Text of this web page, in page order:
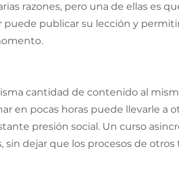
razones, pero una de ellas es
puede publicar su lección y
cantidad de contenido al
en pocas horas puede llevarle a
presión social. Un curso
dejar que los procesos de otros